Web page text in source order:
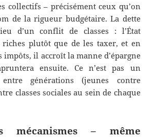
collectifs – précisément ceux qu’on
de la rigueur budgétaire. La dette
d’un conflit de classes : l’État
plutôt que de les taxer, et en
il accroît la manne d’épargne
ensuite. Ce n’est pas un
générations (jeunes contre
classes sociales au sein de chaque
mécanismes – même